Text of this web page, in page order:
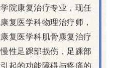
院康复治疗专业，现任
复医学科物理治疗师，
复医学科肌骨康复治疗
性足踝部损伤，足踝部
起的功能障碍与疼痛的